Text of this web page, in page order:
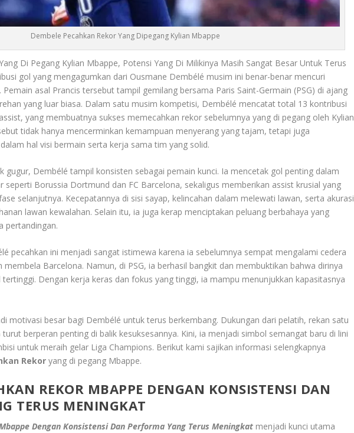
Dembele Pecahkan Rekor Yang Dipegang Kylian Mbappe
Di Pegang Kylian Mbappe, Potensi Yang Di Milikinya Masih Sangat Besar Untuk Terus
gol yang mengagumkan dari Ousmane Dembélé musim ini benar-benar mencuri
asal Prancis tersebut tampil gemilang bersama Paris Saint-Germain (PSG) di ajang
yang luar biasa. Dalam satu musim kompetisi, Dembélé mencatat total 13 kontribusi
yang membuatnya sukses memecahkan rekor sebelumnya yang di pegang oleh Kylian
tidak hanya mencerminkan kemampuan menyerang yang tajam, tetapi juga
hal visi bermain serta kerja sama tim yang solid.
gugur, Dembélé tampil konsisten sebagai pemain kunci. Ia mencetak gol penting dalam
seperti Borussia Dortmund dan FC Barcelona, sekaligus memberikan assist krusial yang
selanjutnya. Kecepatannya di sisi sayap, kelincahan dalam melewati lawan, serta akurasi
lawan kewalahan. Selain itu, ia juga kerap menciptakan peluang berbahaya yang
pertandingan.
pecahkan ini menjadi sangat istimewa karena ia sebelumnya sempat mengalami cedera
membela Barcelona. Namun, di PSG, ia berhasil bangkit dan membuktikan bahwa dirinya
tertinggi. Dengan kerja keras dan fokus yang tinggi, ia mampu menunjukkan kapasitasnya
motivasi besar bagi Dembélé untuk terus berkembang. Dukungan dari pelatih, rekan satu
berperan penting di balik kesuksesannya. Kini, ia menjadi simbol semangat baru di lini
untuk meraih gelar Liga Champions. Berikut kami sajikan informasi selengkapnya
Rekor yang di pegang Mbappe.
REKOR MBAPPE DENGAN KONSISTENSI DAN
TERUS MENINGKAT
Dengan Konsistensi Dan Performa Yang Terus Meningkat menjadi kunci utama